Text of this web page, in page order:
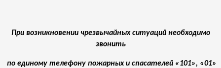
При возникновении чрезвычайных ситуаций необходимо
звонить
по единому телефону пожарных и спасателей «101», «01»